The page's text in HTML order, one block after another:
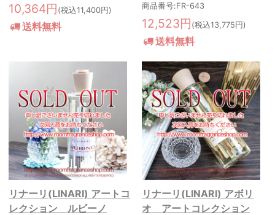
10,364円 (税込11,400円)
送料無料
商品番号:FR-643
12,523円 (税込13,775円)
送料無料
リナーリ(LINARI) アートコ
レクション ルビーノ
リナーリ(LINARI) アボリ
オ アートコレクション